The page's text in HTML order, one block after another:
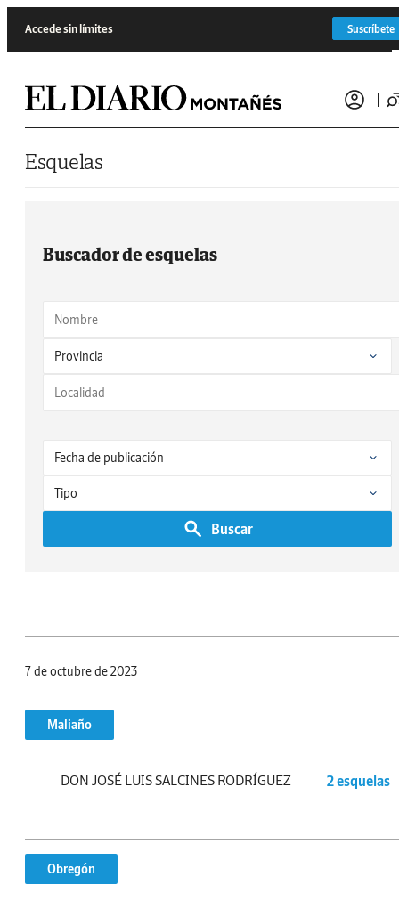
Accede sin límites Suscríbete
Esquelas
Buscador de esquelas
Buscar
7 de octubre de 2023
Maliaño
DON JOSÉ LUIS SALCINES RODRÍGUEZ 2 esquelas
Obregón